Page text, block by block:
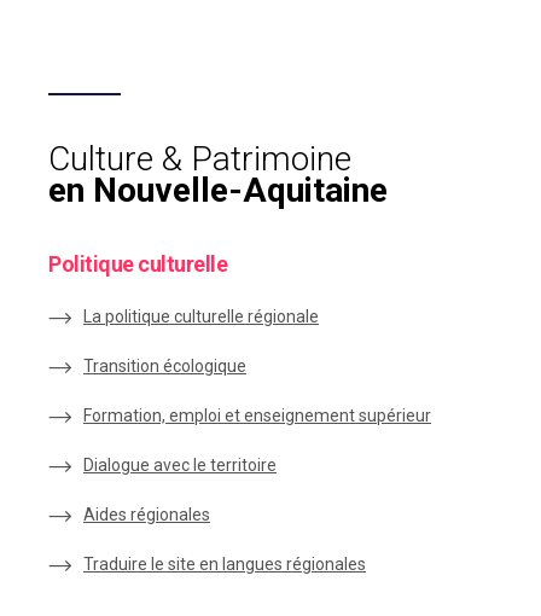
Culture & Patrimoine
en Nouvelle-Aquitaine
Politique culturelle
La politique culturelle régionale
Transition écologique
Formation, emploi et enseignement supérieur
Dialogue avec le territoire
Aides régionales
Traduire le site en langues régionales